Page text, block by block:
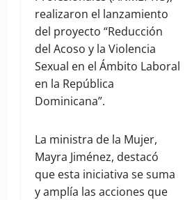
realizaron el lanzamiento
del proyecto “Reducción
del Acoso y la Violencia
Sexual en el Ámbito Laboral
en la República
Dominicana”.
La ministra de la Mujer,
Mayra Jiménez, destacó
que esta iniciativa se suma
y amplía las acciones que